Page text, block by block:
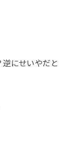
逆にせいやだと